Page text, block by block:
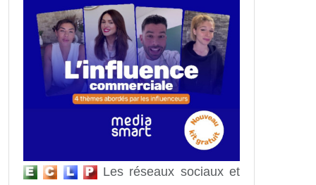
Les réseaux sociaux et